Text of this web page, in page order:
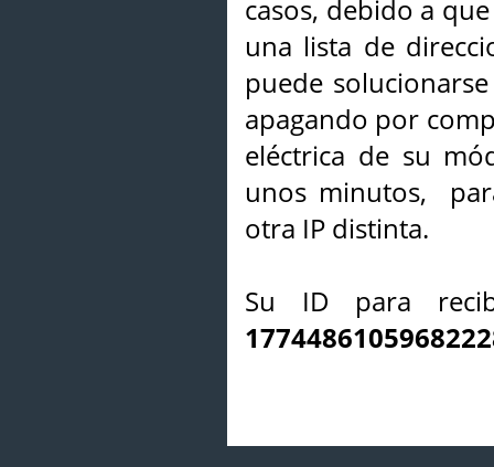
casos, debido a
una lista de
puede
apagando por
eléctrica de su
unos minutos,
otra IP distinta.
Su ID para